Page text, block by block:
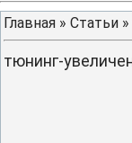
Главная » Статьи »
тюнинг-